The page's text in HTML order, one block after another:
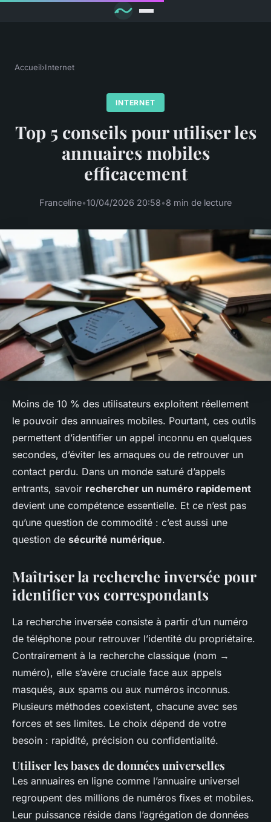
Accueil›Internet
INTERNET
Top 5 conseils pour utiliser les
annuaires mobiles
efficacement
Franceline•10/04/2026 20:58•8 min de lecture
Moins de 10 % des utilisateurs exploitent réellement
le pouvoir des annuaires mobiles. Pourtant, ces outils
permettent d’identifier un appel inconnu en quelques
secondes, d’éviter les arnaques ou de retrouver un
contact perdu. Dans un monde saturé d’appels
entrants, savoir rechercher un numéro rapidement
devient une compétence essentielle. Et ce n’est pas
qu’une question de commodité : c’est aussi une
question de sécurité numérique.
Maîtriser la recherche inversée pour
identifier vos correspondants
La recherche inversée consiste à partir d’un numéro
de téléphone pour retrouver l’identité du propriétaire.
Contrairement à la recherche classique (nom →
numéro), elle s’avère cruciale face aux appels
masqués, aux spams ou aux numéros inconnus.
Plusieurs méthodes coexistent, chacune avec ses
forces et ses limites. Le choix dépend de votre
besoin : rapidité, précision ou confidentialité.
Utiliser les bases de données universelles
Les annuaires en ligne comme l’annuaire universel
regroupent des millions de numéros fixes et mobiles.
Leur puissance réside dans l’agrégation de données